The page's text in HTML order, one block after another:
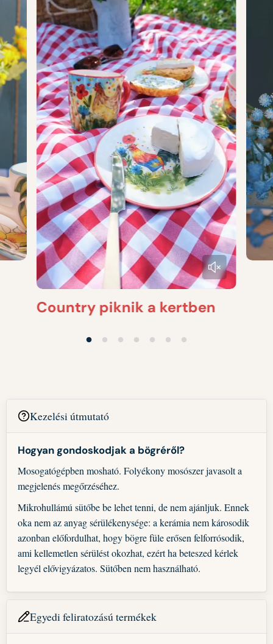
Country piknik a kertben
Kezelési útmutató
Hogyan gondoskodjak a bögréről?
Mosogatógépben mosható. Folyékony mosószer javasolt a
megjelenés megőrzéséhez.
Mikrohullámú sütőbe be lehet tenni, de nem ajánljuk. Ennek
oka nem az anyag sérülékenysége: a kerámia nem károsodik
azonban előfordulhat, hogy bögre füle erősen felforrósodik,
ami kellemetlen sérülést okozhat, ezért ha beteszed kérlek
legyél elővigyázatos. Sütőben nem használható.
Egyedi feliratozású termékek